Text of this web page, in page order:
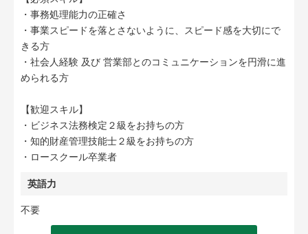
・事務処理能力の正確さ
・事業スピードを落とさないように、スピード感を大切にで
きる方
・社会人経験 及び 営業部とのコミュニケーションを円滑に進
められる方
【歓迎スキル】
・ビジネス法務検定２級をお持ちの方
・知的財産管理技能士２級をお持ちの方
・ロースクール卒業者
英語力
不要